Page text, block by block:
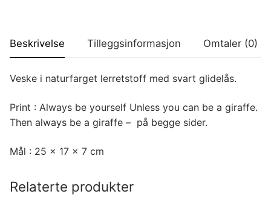
Beskrivelse Tilleggsinformasjon Omtaler (0)
Veske i naturfarget lerretstoff med svart glidelås.
Print : Always be yourself Unless you can be a giraffe.
Then always be a giraffe – på begge sider.
Mål : 25 x 17 x 7 cm
Relaterte produkter